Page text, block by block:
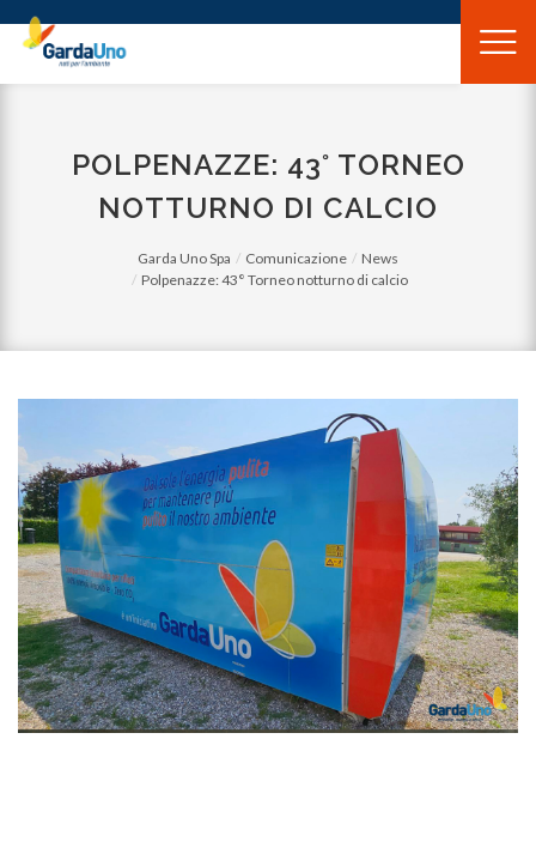
Gardauno
Spa
POLPENAZZE: 43° TORNEO
NOTTURNO DI CALCIO
Garda Uno Spa Comunicazione
News
Polpenazze: 43° Torneo notturno di calcio